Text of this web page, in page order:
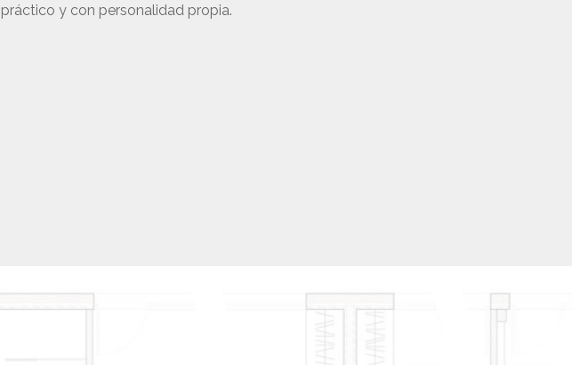
práctico y con personalidad propia.